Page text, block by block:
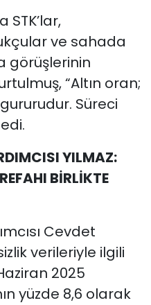
ve sahada
görüşlerinin
“Altın oran;
gururudur. Süreci
YILMAZ:
BİRLİKTE
Cevdet
verileriyle ilgili
2025
yüzde 8,6 olarak